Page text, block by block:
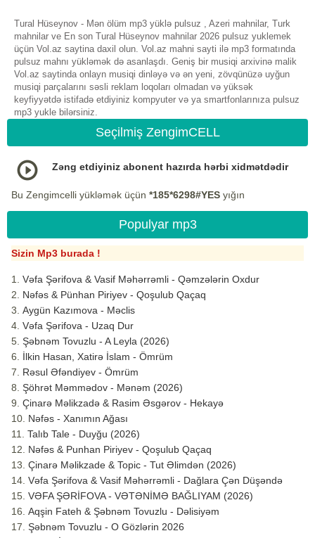
Tural Hüseynov - Mən ölüm mp3 yüklə pulsuz , Azeri mahnilar, Turk
mahnilar ve En son Tural Hüseynov mahnilar 2026 pulsuz yuklemek
üçün Vol.az saytina daxil olun. Vol.az mahni sayti ilə mp3 formatında
pulsuz mahnı yükləmək də asanlaşdı. Geniş bir musiqi arxivinə malik
Vol.az saytinda onlayn musiqi dinləyə və ən yeni, zövqünüzə uyğun
musiqi parçalarını səsli reklam loqoları olmadan və yüksək
keyfiyyətdə istifadə etdiyiniz kompyuter və ya smartfonlarınıza pulsuz
mp3 yukle bilərsiniz.
Seçilmiş ZengimCELL
Zəng etdiyiniz abonent hazırda hərbi xidmətdədir
Bu Zengimcelli yükləmək üçün *185*6298#YES yığın
Populyar mp3
Sizin Mp3 burada !
Vəfa Şərifova & Vasif Məhərrəmli - Qəmzələrin Oxdur
Nəfəs & Pünhan Piriyev - Qoşulub Qaçaq
Aygün Kazımova - Məclis
Vəfa Şərifova - Uzaq Dur
Şəbnəm Tovuzlu - A Leyla (2026)
İlkin Hasan, Xatirə İslam - Ömrüm
Rəsul Əfəndiyev - Ömrüm
Şöhrət Məmmədov - Mənəm (2026)
Çinarə Məlikzadə & Rasim Əsgərov - Hekayə
Nəfəs - Xanımın Ağası
Talıb Tale - Duyğu (2026)
Nəfəs & Punhan Piriyev - Qoşulub Qaçaq
Çinarə Məlikzade & Topic - Tut Əlimdən (2026)
Vəfa Şərifova & Vasif Məhərrəmli - Dağlara Çən Düşəndə
VƏFA ŞƏRİFOVA - VƏTƏNİMƏ BAĞLIYAM (2026)
Aqşin Fateh & Şəbnəm Tovuzlu - Dəlisiyəm
Şəbnəm Tovuzlu - O Gözlərin 2026